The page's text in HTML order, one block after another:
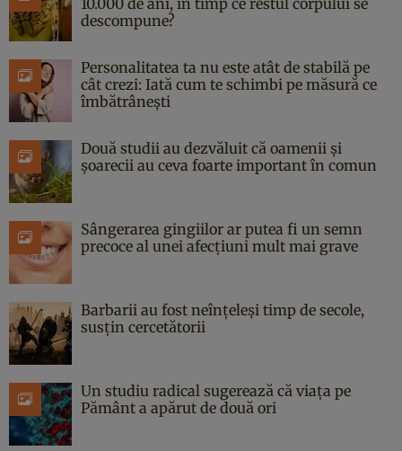
descompune?
Personalitatea ta nu este atât de stabilă pe
cât crezi: Iată cum te schimbi pe măsură ce
îmbătrânești
Două studii au dezvăluit că oamenii și
șoarecii au ceva foarte important în comun
Sângerarea gingiilor ar putea fi un semn
precoce al unei afecțiuni mult mai grave
Barbarii au fost neînțeleși timp de secole,
susțin cercetătorii
Un studiu radical sugerează că viața pe
Pământ a apărut de două ori